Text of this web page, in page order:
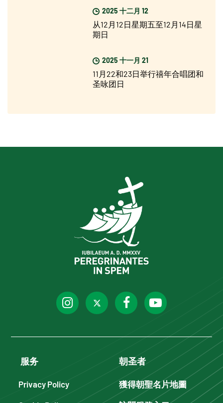
2025 十二月 12
从12月12日星期五至12月14日星
期日
2025 十一月 21
11月22和23日举行禧年合唱团和
圣咏团日
服务
Privacy Policy
朝圣者
獲得朝聖名片地圖